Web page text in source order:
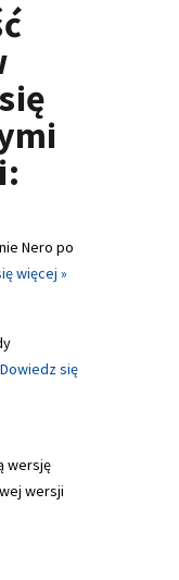
Nero po
więcej »
Dowiedz się
wersję
wersji